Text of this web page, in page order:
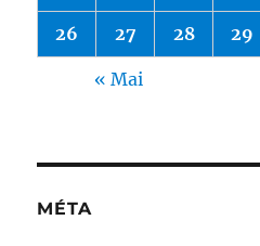
26 27 28 29
« Mai
MÉTA